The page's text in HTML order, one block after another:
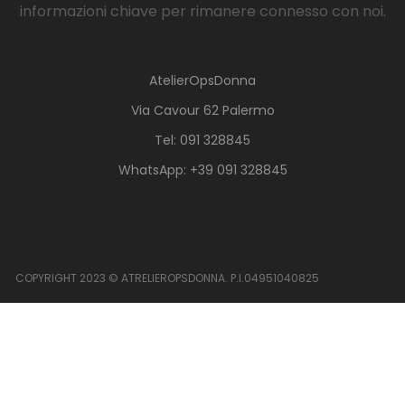
informazioni chiave per rimanere connesso con noi.
AtelierOpsDonna
Via Cavour 62 Palermo
Tel: 091 328845
WhatsApp: +39 091 328845
COPYRIGHT 2023 © ATRELIEROPSDONNA. P.I.04951040825